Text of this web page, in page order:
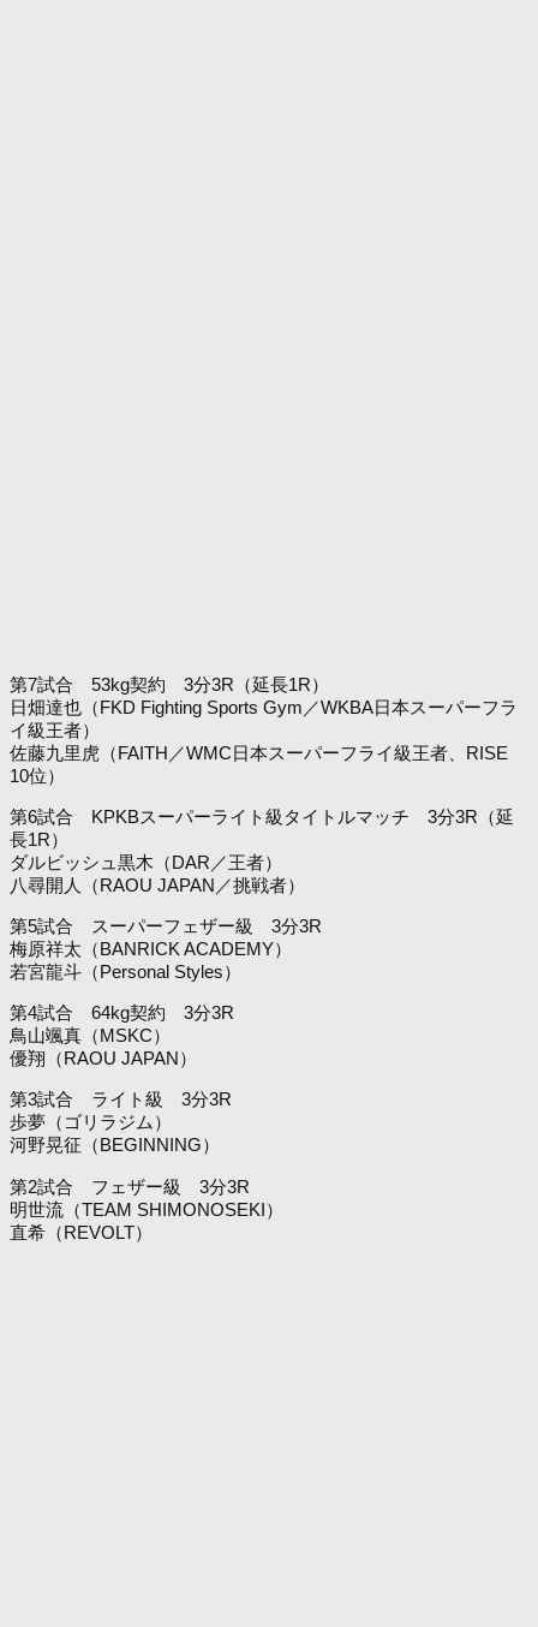
第7試合 53kg契約 3分3R（延長1R）
日畑達也（FKD Fighting Sports Gym／WKBA日本スーパーフラ
イ級王者）
佐藤九里虎（FAITH／WMC日本スーパーフライ級王者、RISE
10位）
第6試合 KPKBスーパーライト級タイトルマッチ 3分3R（延
長1R）
ダルビッシュ黒木（DAR／王者）
八尋開人（RAOU JAPAN／挑戦者）
第5試合 スーパーフェザー級 3分3R
梅原祥太（BANRICK ACADEMY）
若宮龍斗（Personal Styles）
第4試合 64kg契約 3分3R
鳥山颯真（MSKC）
優翔（RAOU JAPAN）
第3試合 ライト級 3分3R
歩夢（ゴリラジム）
河野晃征（BEGINNING）
第2試合 フェザー級 3分3R
明世流（TEAM SHIMONOSEKI）
直希（REVOLT）